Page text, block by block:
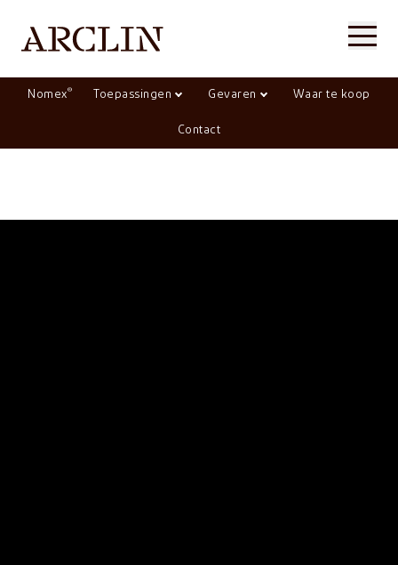
Nomex® Toepassingen Gevaren Waar te koop
Contact